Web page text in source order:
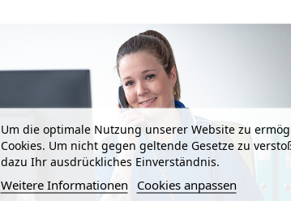
Um die optimale Nutzung unserer Website zu
Cookies. Um nicht gegen geltende Gesetze zu
dazu Ihr ausdrückliches Einverständnis.
Weitere Informationen Cookies anpassen